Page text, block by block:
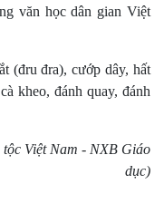
văn học dân gian Việt
(đru đra), c­ướp dây, hất
kheo, đánh quay, đánh
Việt Nam - NXB Giáo
dục)